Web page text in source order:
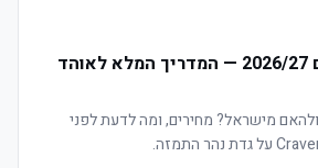
כרטיסים לפולהאם 2026/27 — המדריך המלא לאוהד
מישראל? מחירים, ומה לדעת לפני